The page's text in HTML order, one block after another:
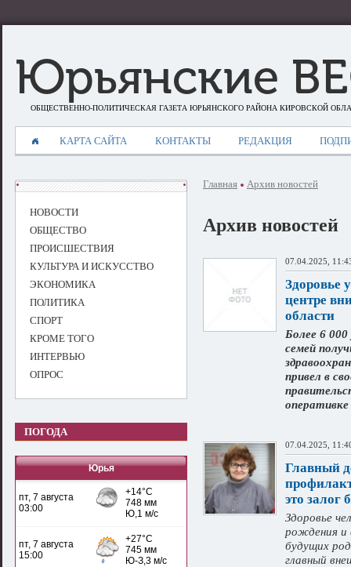
Юрьянские
ОБЩЕСТВЕННО-ПОЛИТИЧЕСКАЯ ГАЗЕТА ЮРЬЯНСКОГО РАЙОНА КИРОВСКОЙ
КАРТА САЙТА КОНТАКТЫ РЕДАКЦИЯ
НОВОСТИ
ОБЩЕСТВО
ПРОИСШЕСТВИЯ
КУЛЬТУРА И ИСКУССТВО
ЭКОНОМИКА
ПОЛИТИКА
СПОРТ
КРОМЕ ТОГО
ИНТЕРВЬЮ
ОПРОС
ПОГОДА
Юрья
Главная Архив новостей
Архив новостей
07.04.2025,
Здоровье
центре
области
Более 6
семей
привел в
07.04.2025,
Главный
это залог
Здоровье
рождения и
будущих
главный